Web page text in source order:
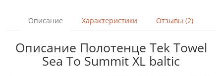
Описание Характеристики Отзывы (2)
Описание Полотенце Tek Towel
Sea To Summit XL baltic